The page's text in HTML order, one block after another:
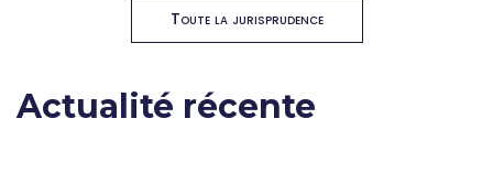
Toute la jurisprudence
Actualité récente